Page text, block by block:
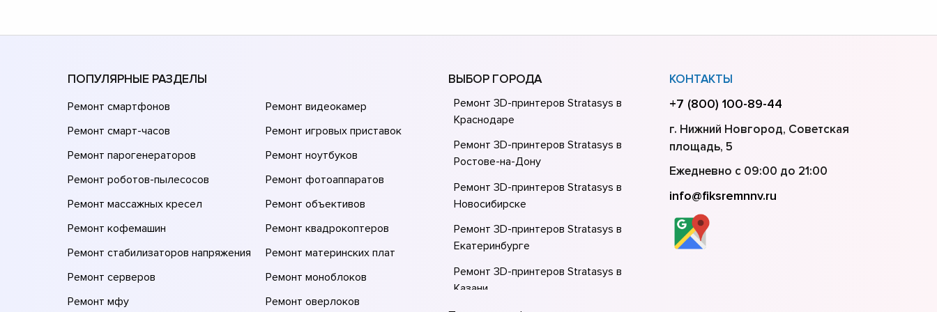
ПОПУЛЯРНЫЕ РАЗДЕЛЫ
Ремонт смартфонов
Ремонт смарт-часов
Ремонт парогенераторов
Ремонт роботов-пылесосов
Ремонт массажных кресел
Ремонт кофемашин
Ремонт стабилизаторов напряжения
Ремонт серверов
Ремонт мфу
Ремонт видеокамер
Ремонт игровых приставок
Ремонт ноутбуков
Ремонт фотоаппаратов
Ремонт объективов
Ремонт квадрокоптеров
Ремонт материнских плат
Ремонт моноблоков
Ремонт оверлоков
ВЫБОР ГОРОДА
Ремонт 3D-принтеров Stratasys в
Краснодаре
Ремонт 3D-принтеров Stratasys в
Ростове-на-Донy
Ремонт 3D-принтеров Stratasys в
Новосибирске
Ремонт 3D-принтеров Stratasys в
Екатеринбурге
Ремонт 3D-принтеров Stratasys в
Казани
КОНТАКТЫ
+7 (800) 100-89-44
г. Нижний Новгород, Советская
площадь, 5
Ежедневно с 09:00 до 21:00
info@fiksremnnv.ru